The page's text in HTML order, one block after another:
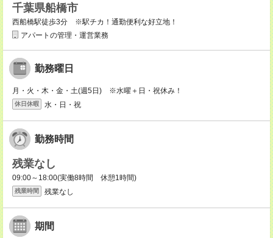
千葉県船橋市
西船橋駅徒歩3分 ※駅チカ！通勤便利な好立地！
アパートの管理・運営業務
勤務曜日
月・火・木・金・土(週5日) ※水曜＋日・祝休み！
休日休暇 水・日・祝
勤務時間
残業なし
09:00～18:00(実働8時間 休憩1時間)
残業時間 残業なし
期間